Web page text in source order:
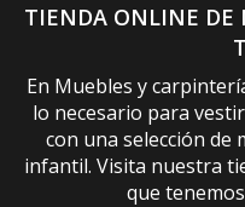
TIENDA ONLINE DE
En Muebles y
lo necesario para
con una selección de
infantil. Visita nuestra
que